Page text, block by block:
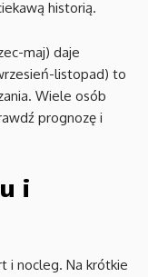
historią.
maj) daje
listopad) to
Wiele osób
prognozę i
i
i nocleg. Na krótkie